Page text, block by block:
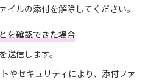
イルの添付を解除してください。
を確認できた場合
送信します。
やセキュリティにより、添付ファ